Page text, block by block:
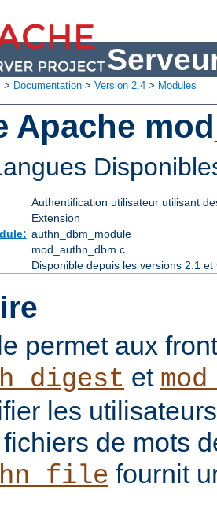
> Documentation > Version 2.4 > Modules
Apache
Authentification utilisateur utilisant
Extension
authn_dbm_module
mod_authn_dbm.c
Disponible depuis les versions 2.1
permet aux
et
les
de mots
fournit